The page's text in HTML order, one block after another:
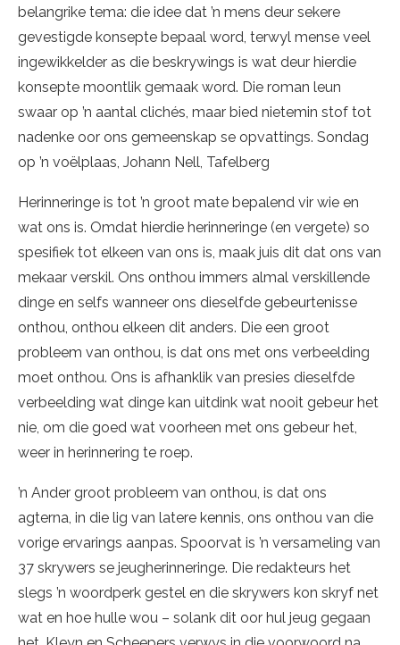
belangrike tema: die idee dat ’n mens deur sekere
gevestigde konsepte bepaal word, terwyl mense veel
ingewikkelder as die beskrywings is wat deur hierdie
konsepte moontlik gemaak word. Die roman leun
swaar op ’n aantal clichés, maar bied nietemin stof tot
nadenke oor ons gemeenskap se opvattings. Sondag
op ’n voëlplaas, Johann Nell, Tafelberg
Herinneringe is tot ’n groot mate bepalend vir wie en
wat ons is. Omdat hierdie herinneringe (en vergete) so
spesifiek tot elkeen van ons is, maak juis dit dat ons van
mekaar verskil. Ons onthou immers almal verskillende
dinge en selfs wanneer ons dieselfde gebeurtenisse
onthou, onthou elkeen dit anders. Die een groot
probleem van onthou, is dat ons met ons verbeelding
moet onthou. Ons is afhanklik van presies dieselfde
verbeelding wat dinge kan uitdink wat nooit gebeur het
nie, om die goed wat voorheen met ons gebeur het,
weer in herinnering te roep.
’n Ander groot probleem van onthou, is dat ons
agterna, in die lig van latere kennis, ons onthou van die
vorige ervarings aanpas. Spoorvat is ’n versameling van
37 skrywers se jeugherinneringe. Die redakteurs het
slegs ’n woordperk gestel en die skrywers kon skryf net
wat en hoe hulle wou – solank dit oor hul jeug gegaan